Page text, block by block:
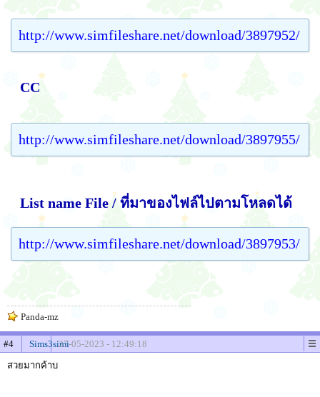
http://www.simfileshare.net/download/3897952/
CC
http://www.simfileshare.net/download/3897955/
List name File / ที่มาของไฟล์ไปตามโหลดได้
http://www.simfileshare.net/download/3897953/
Panda-mz
#4 Sims3simi27-05-2023 - 12:49:18
สวยมากค้าบ